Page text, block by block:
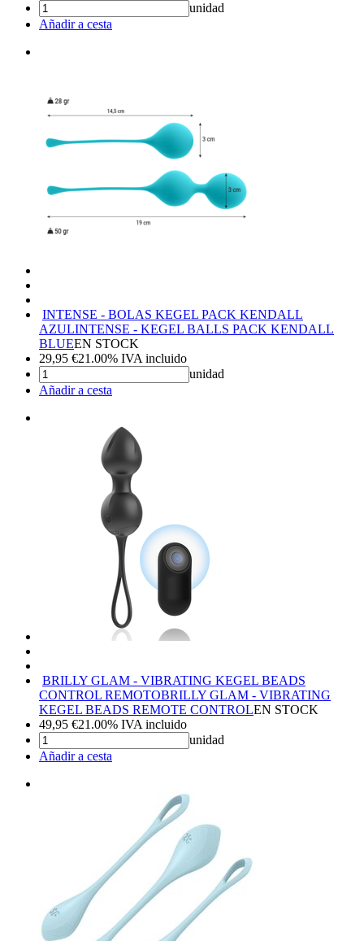
unidad
Añadir a cesta
INTENSE - BOLAS KEGEL PACK KENDALL
AZULINTENSE - KEGEL BALLS PACK KENDALL
BLUEEN STOCK
29,95 €21.00% IVA incluido
unidad
Añadir a cesta
BRILLY GLAM - VIBRATING KEGEL BEADS
CONTROL REMOTOBRILLY GLAM - VIBRATING
KEGEL BEADS REMOTE CONTROLEN STOCK
49,95 €21.00% IVA incluido
unidad
Añadir a cesta